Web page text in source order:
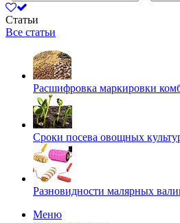
Статьи
Все статьи
Расшифровка маркировки
Сроки посева овощных
Разновидности малярных
Меню